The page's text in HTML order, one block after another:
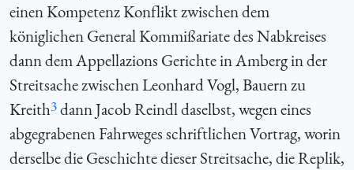
einen Kompetenz Konflikt zwischen dem
königlichen General Kommißariate des Nabkreises
dann dem Appellazions Gerichte in Amberg in der
Streitsache zwischen Leonhard Vogl, Bauern zu
Kreith3dann Jacob Reindl daselbst, wegen eines
abgegrabenen Fahrweges schriftlichen Vortrag, worin
derselbe die Geschichte dieser Streitsache, die Replik,